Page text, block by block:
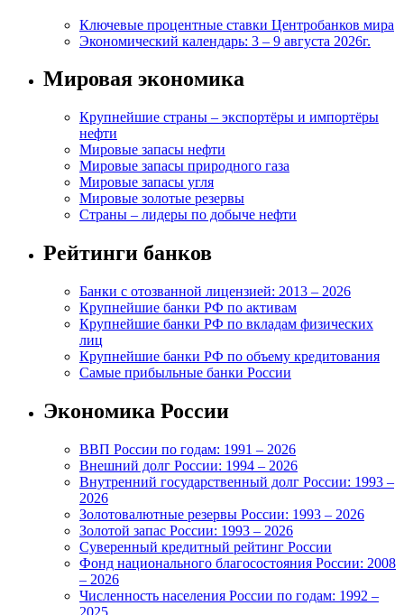
Ключевые процентные ставки Центробанков мира
Экономический календарь: 3 – 9 августа 2026г.
Мировая экономика
Крупнейшие страны – экспортёры и импортёры
нефти
Мировые запасы нефти
Мировые запасы природного газа
Мировые запасы угля
Мировые золотые резервы
Страны – лидеры по добыче нефти
Рейтинги банков
Банки с отозванной лицензией: 2013 – 2026
Крупнейшие банки РФ по активам
Крупнейшие банки РФ по вкладам физических
лиц
Крупнейшие банки РФ по объему кредитования
Самые прибыльные банки России
Экономика России
ВВП России по годам: 1991 – 2026
Внешний долг России: 1994 – 2026
Внутренний государственный долг России: 1993 –
2026
Золотовалютные резервы России: 1993 – 2026
Золотой запас России: 1993 – 2026
Суверенный кредитный рейтинг России
Фонд национального благосостояния России: 2008
– 2026
Численность населения России по годам: 1992 –
2025